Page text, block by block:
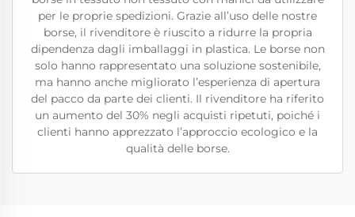
per le proprie spedizioni. Grazie all’uso delle nostre
borse, il rivenditore è riuscito a ridurre la propria
dipendenza dagli imballaggi in plastica. Le borse non
solo hanno rappresentato una soluzione sostenibile,
ma hanno anche migliorato l’esperienza di apertura
del pacco da parte dei clienti. Il rivenditore ha riferito
un aumento del 30% negli acquisti ripetuti, poiché i
clienti hanno apprezzato l’approccio ecologico e la
qualità delle borse.